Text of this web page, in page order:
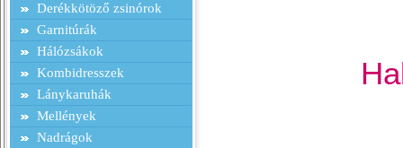
Derékkötöző zsinórok
Garnitúrák
Hálózsákok
Kombidresszek
Lánykaruhák
Mellények
Nadrágok